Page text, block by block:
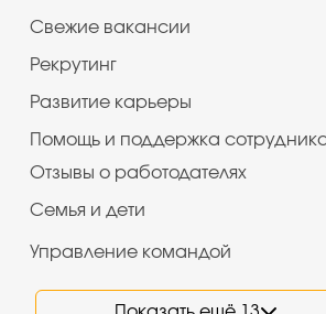
Cвежие вакансии
Рекрутинг
Развитие карьеры
Помощь и поддержка
Отзывы о работодателях
Семья и дети
Управление командой